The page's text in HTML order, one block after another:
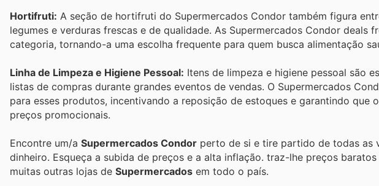
Hortifruti: A seção de hortifruti do Supermercados Condor também figura
legumes e verduras frescas e de qualidade. As Supermercados Condor deals
categoria, tornando-a uma escolha frequente para quem busca alimentação
Linha de Limpeza e Higiene Pessoal: Itens de limpeza e higiene pessoal são
listas de compras durante grandes eventos de vendas. O Supermercados
para esses produtos, incentivando a reposição de estoques e garantindo que
preços promocionais.
Encontre um/a Supermercados Condor perto de si e tire partido de todas as
dinheiro. Esqueça a subida de preços e a alta inflação. traz-lhe preços
muitas outras lojas de Supermercados em todo o país.